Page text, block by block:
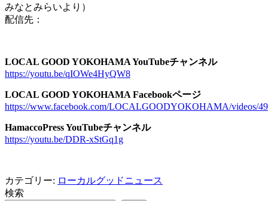
みなとみらいより）
配信先：
LOCAL GOOD YOKOHAMA YouTubeチャンネル
https://youtu.be/qIOWe4HyQW8
LOCAL GOOD YOKOHAMA Facebookページ
https://www.facebook.com/LOCALGOODYOKOHAMA/videos/
HamaccoPress YouTubeチャンネル
https://youtu.be/DDR-xStGq1g
カテゴリー: ローカルグッドニュース
検索